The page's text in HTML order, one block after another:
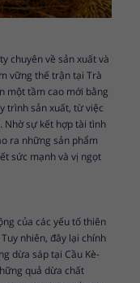
chuyên về sản xuất và
vững thế trận tại Trà
một tầm cao mới bằng
trình sản xuất, từ việc
Nhờ sự kết hợp tài tình
ra những sản phẩm
sức mạnh và vị ngọt
của các yếu tố thiên
nhiên, đây lại chính
dừa sáp tại Cầu Kè-
quả dừa chất